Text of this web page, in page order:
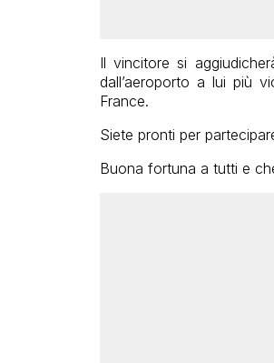
Il vincitore si
dall’aeroporto a lui più
France.
Siete pronti per
Buona fortuna a tutti e